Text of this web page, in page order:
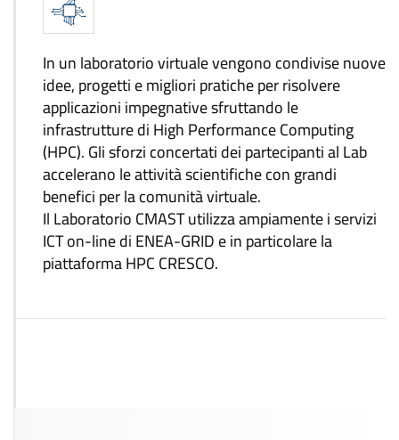
In un laboratorio virtuale vengono condivise nuove
idee, progetti e migliori pratiche per risolvere
applicazioni impegnative sfruttando le
infrastrutture di High Performance Computing
(HPC). Gli sforzi concertati dei partecipanti al Lab
accelerano le attività scientifiche con grandi
benefici per la comunità virtuale.
Il Laboratorio CMAST utilizza ampiamente i servizi
ICT on-line di ENEA-GRID e in particolare la
piattaforma HPC CRESCO.